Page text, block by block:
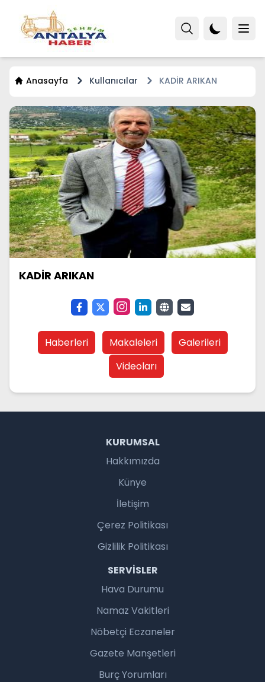
Anasayfa Kullanıcılar KADİR ARIKAN
KADİR ARIKAN
Haberleri Makaleleri
Galerileri
Videoları
KURUMSAL
Hakkımızda
Künye
İletişim
Çerez Politikası
Gizlilik Politikası
SERVISLER
Hava Durumu
Namaz Vakitleri
Nöbetçi Eczaneler
Gazete Manşetleri
Burç Yorumları